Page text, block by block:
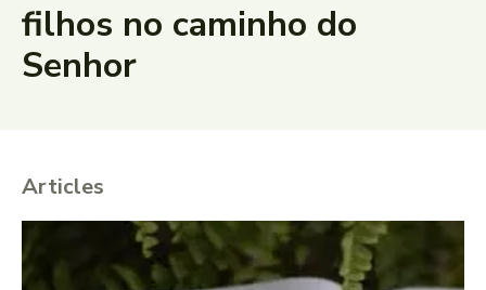
filhos no caminho do
Senhor
Articles